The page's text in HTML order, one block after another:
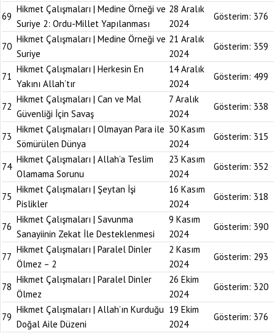
69
Hikmet Çalışmaları | Medine Örneği ve
Suriye 2: Ordu-Millet Yapılanması
28 Aralık
2024
Gösterim: 376
70
Hikmet Çalışmaları | Medine Örneği ve
Suriye
21 Aralık
2024
Gösterim: 359
71
Hikmet Çalışmaları | Herkesin En
Yakını Allah’tır
14 Aralık
2024
Gösterim: 499
72
Hikmet Çalışmaları | Can ve Mal
Güvenliği İçin Savaş
7 Aralık
2024
Gösterim: 338
73
Hikmet Çalışmaları | Olmayan Para ile
Sömürülen Dünya
30 Kasım
2024
Gösterim: 315
74
Hikmet Çalışmaları | Allah’a Teslim
Olamama Sorunu
23 Kasım
2024
Gösterim: 352
75
Hikmet Çalışmaları | Şeytan İşi
Pislikler
16 Kasım
2024
Gösterim: 318
76
Hikmet Çalışmaları | Savunma
Sanayiinin Zekat İle Desteklenmesi
9 Kasım
2024
Gösterim: 390
77
Hikmet Çalışmaları | Paralel Dinler
Ölmez – 2
2 Kasım
2024
Gösterim: 293
78
Hikmet Çalışmaları | Paralel Dinler
Ölmez
26 Ekim
2024
Gösterim: 320
79
Hikmet Çalışmaları | Allah’ın Kurduğu
Doğal Aile Düzeni
19 Ekim
2024
Gösterim: 376